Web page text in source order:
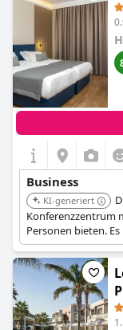
Business
KI-generiert
Konferenzzentrum
Personen bieten.
separaten Eingang
Seminare und